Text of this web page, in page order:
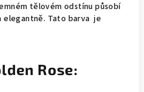
tělovém odstínu působí
elegantně. Tato barva je
Rose: